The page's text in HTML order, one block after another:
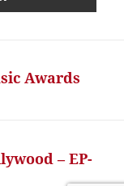
Awards
– EP-